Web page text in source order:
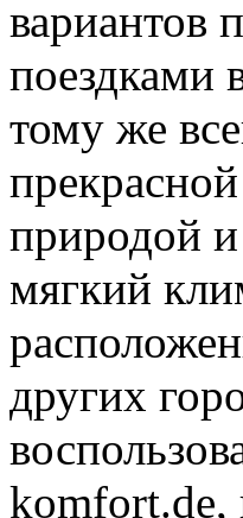
вариантов
поездками
тому же
природой
мягкий
других
komfort.de,